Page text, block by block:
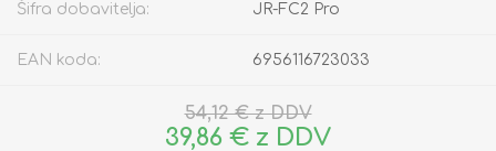
Šifra dobavitelja: JR-FC2 Pro
EAN koda: 6956116723033
54,12 € z DDV
39,86 € z DDV